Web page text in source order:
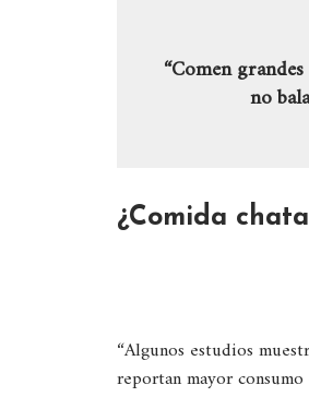
“Comen
no
¿Comida
“Algunos estudios
reportan mayor